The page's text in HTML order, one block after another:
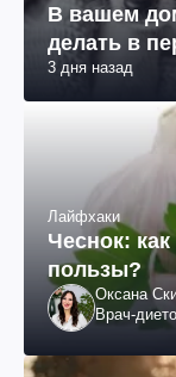
В вашем
делать в
3 дня назад
Лайфхаки
Чеснок:
пользы?
Оксана
Врач-